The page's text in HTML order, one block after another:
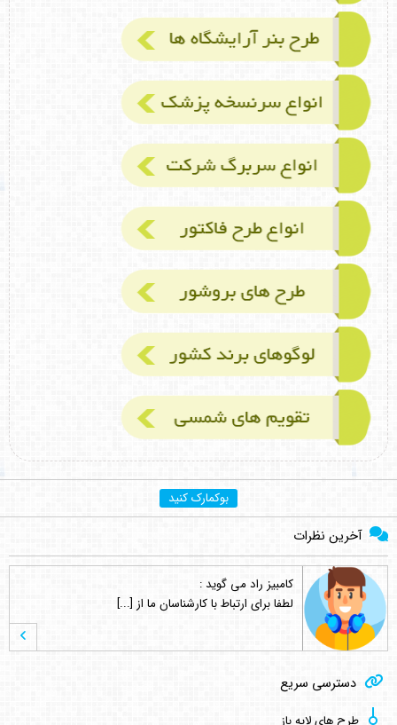
بوکمارک کنید
آخرین نظرات
کامبیز رادمی گوید :
لطفا برای ارتباط با کارشناسان ما از [...]
کامبیز راددسترسی سریع
طرح های لایه باز